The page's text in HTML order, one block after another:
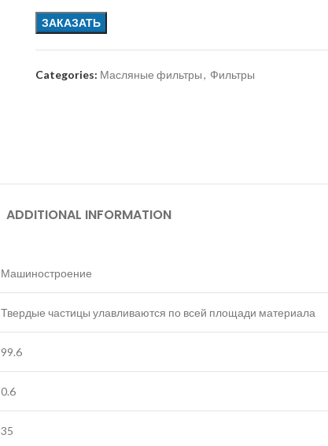
ЗАКАЗАТЬ
Categories: Масляные фильтры, Фильтры
ADDITIONAL INFORMATION
Машиностроение
Твердые частицы улавливаются по всей площади материала
99.6
0.6
35